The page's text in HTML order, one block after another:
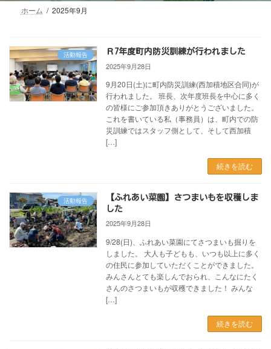
ホーム 2025年9月
活動報告 Ｒ7年度町内防災訓練が行われました
2025年9月28日
9月20日(土)に町内防災訓練(西加積地区合同)が
行われました。 班長、次年度班長を中心に多く
の皆様にご参加頂きありがとうございました。
これを書いている私（事務員）は、町内での防
災訓練ではスタッフ側として、そして西加積
[…]
続きを読む
活動報告
【ふれあい菜園】さつまいもを収穫しま
した
2025年9月28日
9/28(日)、ふれあい菜園にてさつまいも掘りを
しました。 大人も子どもも、いつも以上に多く
の住民に参加していただくことができました。
みんさんとても楽しんでおられ、こんなにたく
さんのさつまいもが収穫できました！ みんな
[…]
続きを読む